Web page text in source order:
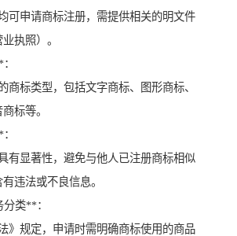
可申请商标注册，需提供相关的明文件
执照）。
商标类型，包括文字商标、图形商标、
标等。
有显著性，避免与他人已注册商标相似
违法或不良信息。
类**：
》规定，申请时需明确商标使用的商品